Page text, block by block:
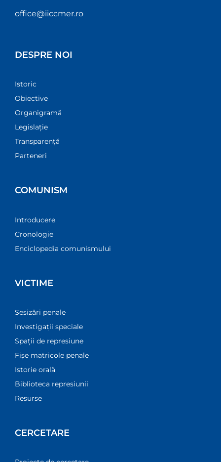
office@iiccmer.ro
DESPRE NOI
Istoric
Obiective
Organigramă
Legislație
Transparenţă
Parteneri
COMUNISM
Introducere
Cronologie
Enciclopedia comunismului
VICTIME
Sesizări penale
Investigații speciale
Spații de represiune
Fișe matricole penale
Istorie orală
Biblioteca represiunii
Resurse
CERCETARE